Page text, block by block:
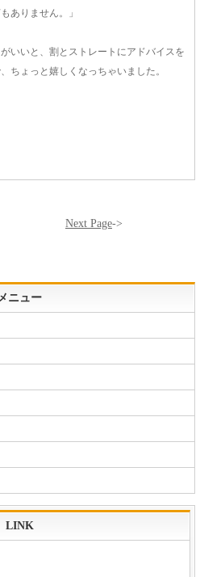
ありません。」
いいと、割とストレートにアドバイスを
ちょっと嬉しくなっちゃいました。
Next Page->
ニュー
LINK